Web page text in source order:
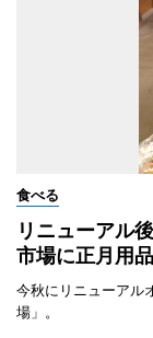
食べる
リニューアル
市場に正月用
今秋にリニューアル
場」。